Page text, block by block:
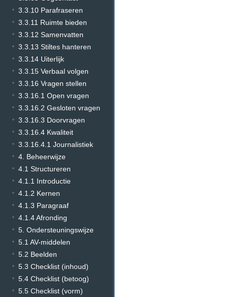
3.3.10 Parafraseren
3.3.11 Ruimte bieden
3.3.12 Samenvatten
3.3.13 Stiltes hanteren
3.3.14 Uiterlijk
3.3.15 Verbaal volgen
3.3.16 Vragen stellen
3.3.16.1 Open vragen
3.3.16.2 Gesloten vragen
3.3.16.3 Doorvragen
3.3.16.4 Kwaliteit
3.3.16.4.1 Journalistiek
4. Beheerwijze
4.1 Structureren
4.1.1 Introductie
4.1.2 Kernen
4.1.3 Paragraaf
4.1.4 Afronding
5. Ondersteuningswijze
5.1 AV-middelen
5.2 Beelden
5.3 Checklist (inhoud)
5.4 Checklist (betoog)
5.5 Checklist (vorm)